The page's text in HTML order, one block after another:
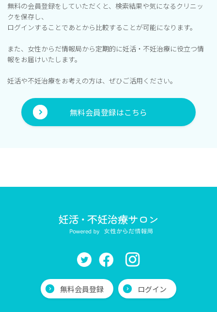
無料の会員登録をしていただくと、検索結果や気になるクリニッ
クを保存し、
ログインすることであとから比較することが可能になります。
また、女性からだ情報局から定期的に妊活・不妊治療に役立つ情
報をお届けいたします。
妊活や不妊治療をお考えの方は、ぜひご活用ください。
無料会員登録はこちら
無料会員登録 ログイン